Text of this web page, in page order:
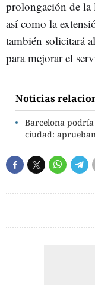
prolongación de la
así como la
también solicitará
para mejorar el
Noticias
Barcelona
ciudad: